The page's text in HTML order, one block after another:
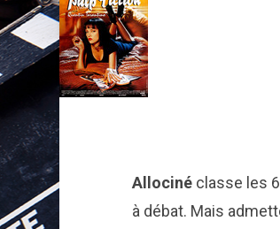
Allocinéclasse les
à débat. Mais